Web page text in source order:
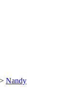
> Nandy